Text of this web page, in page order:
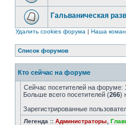
Гальваническая
Удалить cookies форума | Наша
Список форумов
Кто сейчас на форуме
Сейчас посетителей на форуме:
Больше всего посетителей (266)
Зарегистрированные
Легенда :: Администраторы